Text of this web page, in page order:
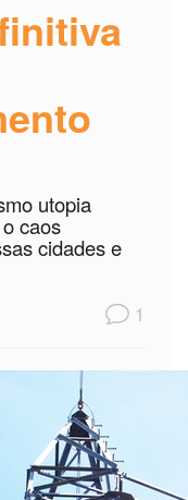
utopia
caos
cidades e
1